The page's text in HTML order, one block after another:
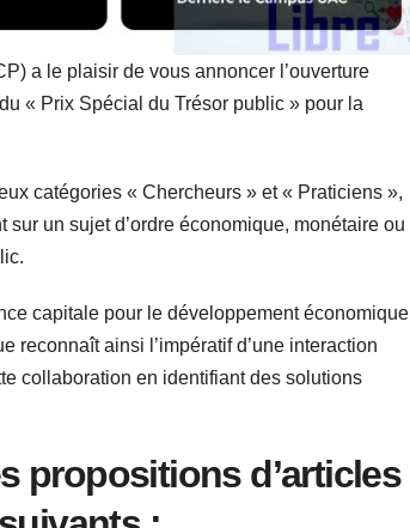
a le plaisir de vous annoncer l’ouverture
« Prix Spécial du Trésor public » pour la
catégories « Chercheurs » et « Praticiens »,
un sujet d’ordre économique, monétaire ou
capitale pour le développement économique
reconnaît ainsi l’impératif d’une interaction
collaboration en identifiant des solutions
propositions d’articles